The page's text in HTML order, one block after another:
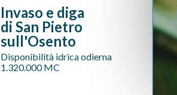
Invaso e diga
di San Pietro
sull'Osento
Disponibilità idrica odierna
1.320.000MC